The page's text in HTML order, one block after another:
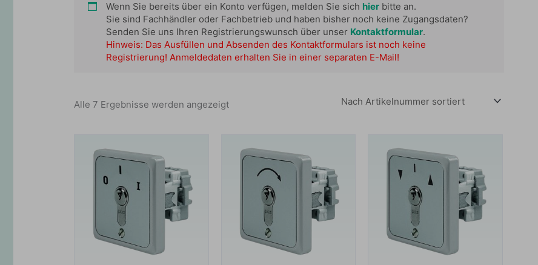
Wenn Sie bereits über ein Konto verfügen, melden Sie sich hierbitte an.
Sie sind Fachhändler oder Fachbetrieb und haben bisher noch keine Zugangsdaten?
Senden Sie uns Ihren Registrierungswunsch über unser Kontaktformular.
Hinweis: Das Ausfüllen und Absenden des Kontaktformulars ist noch keine
Registrierung! Anmeldedaten erhalten Sie in einer separaten E-Mail!
Alle 7 Ergebnisse werden angezeigt